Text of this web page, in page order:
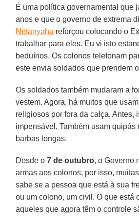
É uma política governamental que
anos e que o governo de extrema
Netanyahu reforçou colocando o
trabalhar para eles. Eu vi isto
beduínos. Os colonos telefonam
este envia soldados que prendem
Os soldados também mudaram a
vestem. Agora, há muitos que
religiosos por fora da calça. Antes,
impensável. Também usam quipás
barbas longas.
Desde o7 de outubro, o Governo
armas aos colonos, por isso,
sabe se a pessoa que está à sua
ou um colono, um civil. O que está
aqueles que agora têm o controle